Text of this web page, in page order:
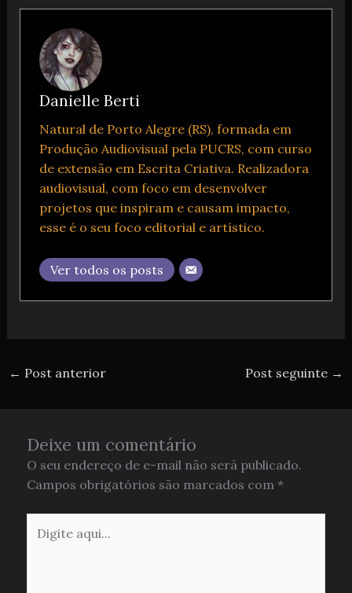
Danielle Berti
Natural de Porto Alegre (RS), formada em
Produção Audiovisual pela PUCRS, com curso
de extensão em Escrita Criativa. Realizadora
audiovisual, com foco em desenvolver
projetos que inspiram e causam impacto,
esse é o seu foco editorial e artístico.
Ver todos os posts
← Post anterior Post seguinte →
Deixe um comentário
O seu endereço de e-mail não será publicado.
Campos obrigatórios são marcados com*
aqui...